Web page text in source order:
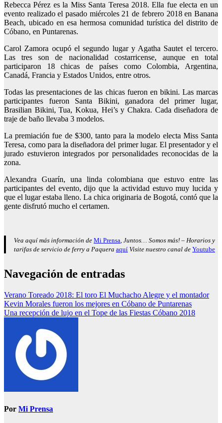
Rebecca Pérez es la Miss Santa Teresa 2018. Ella fue electa en un
evento realizado el pasado miércoles 21 de febrero 2018 en Banana
Beach, ubicado en esa hermosa comunidad turística del distrito de
Cóbano, en Puntarenas.
Carol Zamora ocupó el segundo lugar y Agatha Sautet el tercero.
Las tres son de nacionalidad costarricense, aunque en total
participaron 18 chicas de países como Colombia, Argentina,
Canadá, Francia y Estados Unidos, entre otros.
Todas las presentaciones de las chicas fueron en bikini. Las marcas
participantes fueron Santa Bikini, ganadora del primer lugar,
Brasilian Bikini, Tua, Kokua, Hei’s y Chakra. Cada diseñadora de
traje de baño llevaba 3 modelos.
La premiación fue de $300, tanto para la modelo electa Miss Santa
Teresa, como para la diseñadora del primer lugar. El presentador y el
jurado estuvieron integrados por personalidades reconocidas de la
zona.
Alexandra Guarín, una linda colombiana que estuvo entre las
participantes del evento, dijo que la actividad estuvo muy lucida y
que el lugar estaba lleno. La chica originaria de Bogotá, contó que la
gente disfrutó mucho el certamen.
Vea aquí más información de Mi Prensa, Juntos… Somos más! – Horarios y
tarifas de servicio de ferry a Paquera aquí Visite nuestro canal de Youtube
Navegación de entradas
Verano Toreado 2018: El toro El Muchacho Alegre y el montador
Kevin Morales fueron los mejores en Cóbano de Puntarenas
Una recepción de lujo en el Tope de las Fiestas Cóbano 2018
Por Mi Prensa